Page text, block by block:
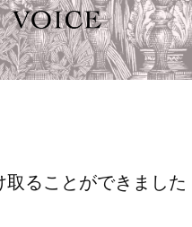
ることができました